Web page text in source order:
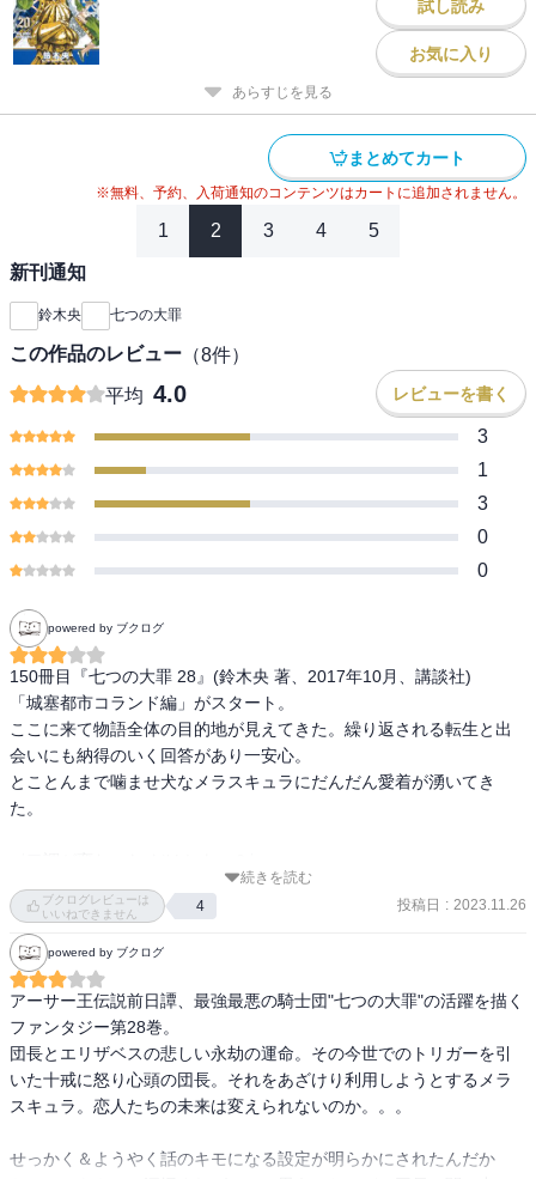
試し読み
お気に入り
あらすじを見る
まとめてカート
※無料、予約、入荷通知のコンテンツはカートに追加されません。
1 2 3 4 5
新刊通知
鈴木央 七つの大罪
この作品のレビュー （8件）
平均 4.0 レビューを書く
3
1
3
0
0
powered by ブクログ
150冊目『七つの大罪 28』(鈴木央 著、2017年10月、講談社)
「城塞都市コランド編」がスタート。
ここに来て物語全体の目的地が見えてきた。繰り返される転生と出
会いにも納得のいく回答があり一安心。
とことんまで噛ませ犬なメラスキュラにだんだん愛着が湧いてき
た。
続きを読む
ブクログレビューは
いいねできません
4 投稿日 : 2023.11.26
powered by ブクログ
アーサー王伝説前日譚、最強最悪の騎士団"七つの大罪"の活躍を描く
ファンタジー第28巻。
団長とエリザベスの悲しい永劫の運命。その今世でのトリガーを引
いた十戒に怒り心頭の団長。それをあざけり利用しようとするメラ
スキュラ。恋人たちの未来は変えられないのか。。。
せっかく＆ようやく話のキモになる設定が明らかにされたんだか